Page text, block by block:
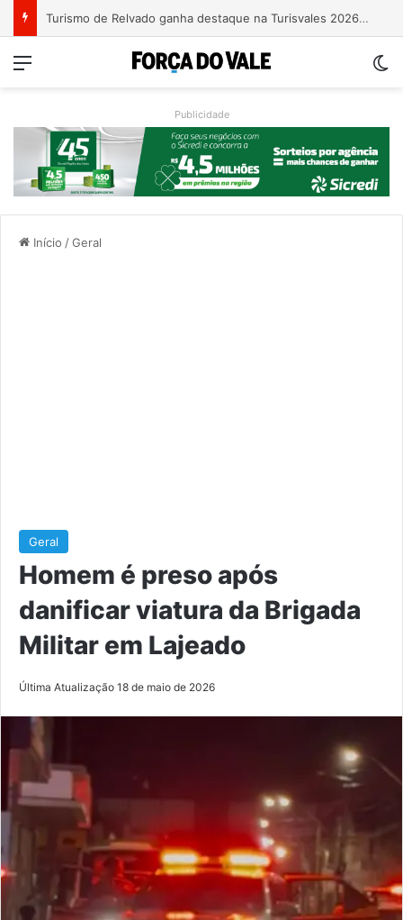
Turismo de Relvado ganha destaque na Turisvales 2026 com apresentação do Caminho da Fé e Devoção
Menu
Publicidade
Início /Geral
Geral
Homem é preso após
danificar viatura da Brigada
Militar em Lajeado
Última Atualização 18 de maio de 2026